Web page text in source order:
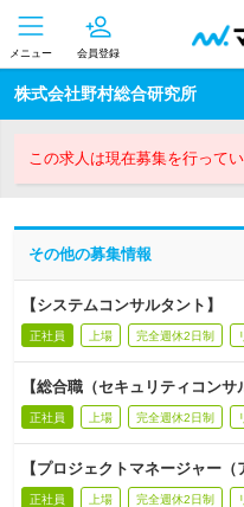
メニュー 会員登録
株式会社野村総合研究所
この求人は現在募集を行ってい
その他の募集情報
【システムコンサルタント】
正社員 上場 完全週休2日制
【総合職（セキュリティコンサ
正社員 上場 完全週休2日制
【プロジェクトマネージャー（
正社員 上場 完全週休2日制